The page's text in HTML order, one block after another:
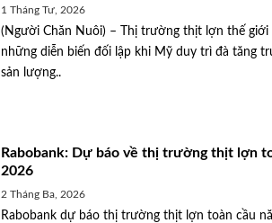
1 Tháng Tư, 2026
(Người Chăn Nuôi) – Thị trường thịt lợn thế giới
những diễn biến đối lập khi Mỹ duy trì đà tăng
sản lượng..
Rabobank: Dự báo về thị trường thịt lợn
2026
2 Tháng Ba, 2026
Rabobank dự báo thị trường thịt lợn toàn cầu